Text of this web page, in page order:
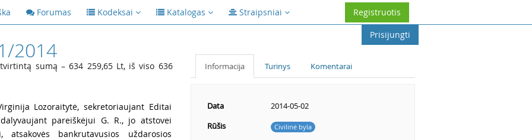
Forumas Kodeksai Katalogas Straipsniai
Registruotis
Prisijungti
2014
sumą – 634 259,65 Lt, iš viso 636
Lozoraitytė, sekretoriaujant Editai
pareiškėjui G. R., jo atstovei
atsakovės bankrutavusios uždarosios
Informacija Turinys Komentarai
Data
2014-05-02
Rūšis
Civilinė byla